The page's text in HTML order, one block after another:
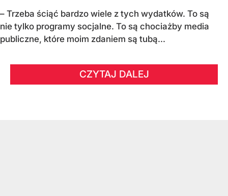
– Trzeba ściąć bardzo wiele z tych wydatków. To są
nie tylko programy socjalne. To są chociażby media
publiczne, które moim zdaniem są tubą...
CZYTAJ DALEJ